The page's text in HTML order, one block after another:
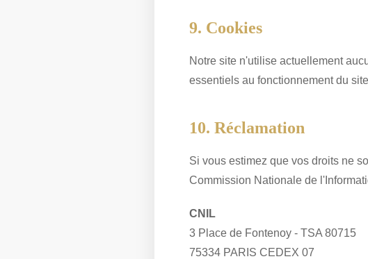
9. Cookies
Notre site n'utilise actuellement
essentiels au fonctionnement du
10. Réclamation
Si vous estimez que vos droits ne
Commission Nationale de
CNIL
3 Place de Fontenoy - TSA 80715
75334 PARIS CEDEX 07